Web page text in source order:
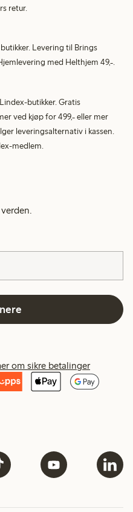
retur.
Levering til Brings
med Helthjem 49,-.
butikker. Gratis
ved kjøp for 499,- eller mer
leveringsalternativ i kassen.
medlem.
om sikre betalinger